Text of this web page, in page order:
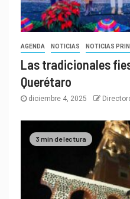
AGENDA NOTICIAS NOTICIAS
Las tradicionales
Querétaro
diciembre 4, 2025
3 min de lectura